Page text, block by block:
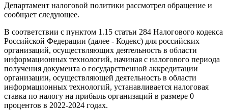
Департамент налоговой политики рассмотрел обращение и
сообщает следующее.
В соответствии с пунктом 1.15 статьи 284 Налогового кодекса
Российской Федерации (далее - Кодекс) для российских
организаций, осуществляющих деятельность в области
информационных технологий, начиная с налогового периода
получения документа о государственной аккредитации
организации, осуществляющей деятельность в области
информационных технологий, устанавливается налоговая
ставка по налогу на прибыль организаций в размере 0
процентов в 2022-2024 годах.